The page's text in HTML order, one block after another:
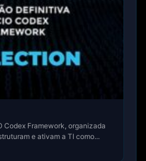
Codex Framework, organizada
e ativam a TI como...